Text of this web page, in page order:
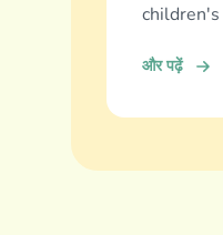
bonding.
और पढ़ें